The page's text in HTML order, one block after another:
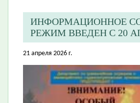
ИНФОРМАЦИОННОЕ
РЕЖИМ ВВЕДЕН С 20
21 апреля 2026 г.